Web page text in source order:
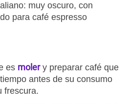
muy oscuro, con
para café espresso
es molery preparar café que
antes de su consumo
frescura.